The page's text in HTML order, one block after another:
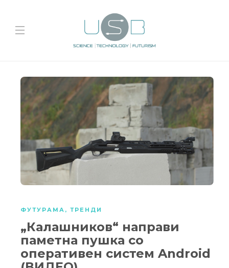
ФУТУРАМА , ТРЕНДИ
„Калашников“ направи
паметна пушка со
оперативен систем Android